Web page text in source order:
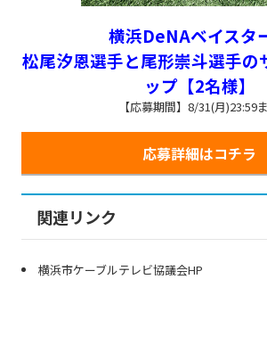
横浜DeNAベイスタ
松尾汐恩選手と尾形崇斗選手の
ップ【2名様】
【応募期間】8/31(月)23:59
応募詳細はコチラ
関連リンク
横浜市ケーブルテレビ協議会HP